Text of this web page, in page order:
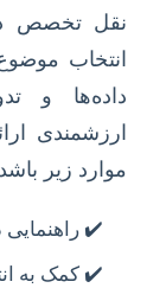
نقل تخصص
انتخاب
داده‌ها و
ارزشمندی
موارد زیر
راهنمایی
کمک به